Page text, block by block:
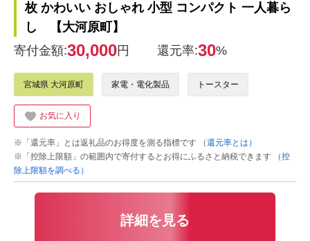
枚 かわいい おしゃれ 小型 コンパクト 一人暮ら
し 【大河原町】
寄付金額:30,000円 還元率:30%
宮城県 大河原町 家電・電化製品 トースター
お気に入り
※「還元率」とは返礼品のお得度を測る指標です
（還元率とは）
※「控除上限額」の範囲内で寄付するとお得にふるさと納税できます
（控
除上限額を調べる）
詳細を見る